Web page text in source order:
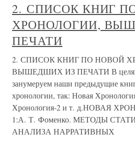
2. СПИСОК КНИГ
ХРОНОЛОГИИ,
ПЕЧАТИ
2. СПИСОК КНИГ ПО НОВОЙ
ВЫШЕДШИХ ИЗ ПЕЧАТИ В целях
занумеруем наши предыдущие
хронологии, так: Новая
Хронология-2 и т. д.НОВАЯ
1:А. Т. Фоменко. МЕТОДЫ
АНАЛИЗА НАРРАТИВНЫХ